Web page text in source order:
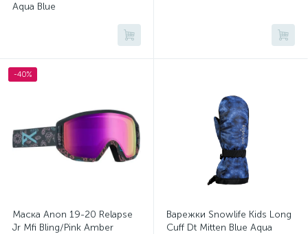
Aqua Blue
-40%
Маска Anon 19-20 Relapse
Jr Mfi Bling/Pink Amber
Варежки Snowlife Kids Long
Cuff Dt Mitten Blue Aqua